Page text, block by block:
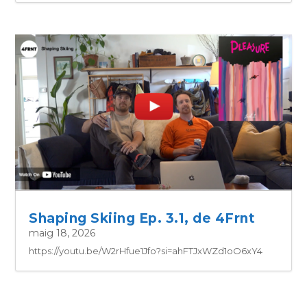
Shaping Skiing Ep. 3.1, de 4Frnt
maig 18, 2026
https://youtu.be/W2rHfue1Jfo?si=ahFTJxWZd1oO6xY4